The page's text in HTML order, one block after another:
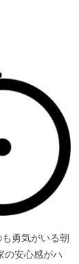
勇気がいる朝
の安心感がハ